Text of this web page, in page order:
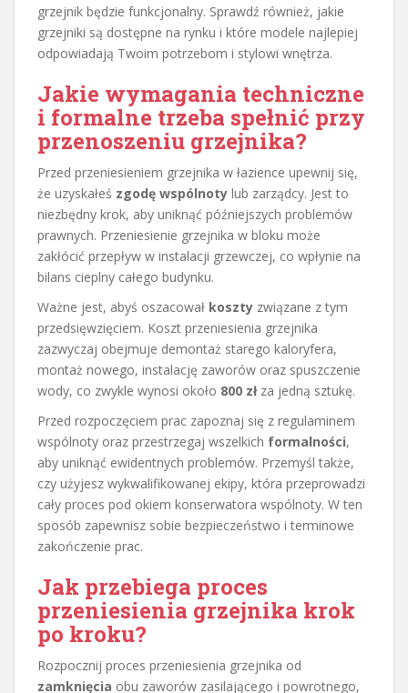
grzejnik będzie funkcjonalny. Sprawdź również, jakie
grzejniki są dostępne na rynku i które modele najlepiej
odpowiadają Twoim potrzebom i stylowi wnętrza.
Jakie wymagania techniczne
i formalne trzeba spełnić przy
przenoszeniu grzejnika?
Przed przeniesieniem grzejnika w łazience upewnij się,
że uzyskałeś zgodę wspólnoty lub zarządcy. Jest to
niezbędny krok, aby uniknąć późniejszych problemów
prawnych. Przeniesienie grzejnika w bloku może
zakłócić przepływ w instalacji grzewczej, co wpłynie na
bilans cieplny całego budynku.
Ważne jest, abyś oszacował koszty związane z tym
przedsięwzięciem. Koszt przeniesienia grzejnika
zazwyczaj obejmuje demontaż starego kaloryfera,
montaż nowego, instalację zaworów oraz spuszczenie
wody, co zwykle wynosi około 800 złza jedną sztukę.
Przed rozpoczęciem prac zapoznaj się z regulaminem
wspólnoty oraz przestrzegaj wszelkich formalności,
aby uniknąć ewidentnych problemów. Przemyśl także,
czy użyjesz wykwalifikowanej ekipy, która przeprowadzi
cały proces pod okiem konserwatora wspólnoty. W ten
sposób zapewnisz sobie bezpieczeństwo i terminowe
zakończenie prac.
Jak przebiega proces
przeniesienia grzejnika krok
po kroku?
Rozpocznij proces przeniesienia grzejnika od
zamknięcia obu zaworów zasilającego i powrotnego,